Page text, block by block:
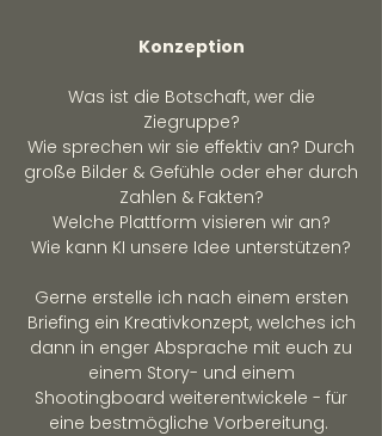
Konzeption
Was ist die Botschaft, wer die
Ziegruppe?
Wie sprechen wir sie effektiv an? Durch
große Bilder & Gefühle oder eher durch
Zahlen & Fakten?
Welche Plattform visieren wir an?
Wie kann KI unsere Idee unterstützen?
Gerne erstelle ich nach einem ersten
Briefing ein Kreativkonzept, welches ich
dann in enger Absprache mit euch zu
einem Story- und einem
Shootingboard weiterentwickele - für
eine bestmögliche Vorbereitung.